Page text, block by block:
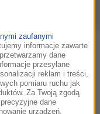
zasnąć
zaufanymi
informacje zawarte
dane
przesyłane
reklam i treści,
pomiaru ruchu jak
Za Twoją zgodą
dane
urządzeń.